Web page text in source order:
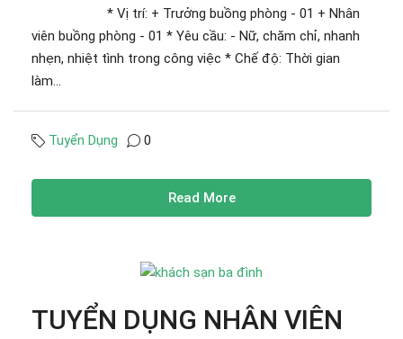
* Vị trí: + Trưởng buồng phòng - 01 + Nhân
viên buồng phòng - 01 * Yêu cầu: - Nữ, chăm chỉ, nhanh
nhẹn, nhiệt tình trong công việc * Chế độ: Thời gian
làm...
Tuyển Dụng 0
Read More
TUYỂN DỤNG NHÂN VIÊN